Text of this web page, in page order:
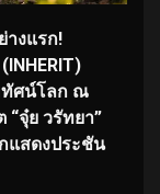
างแรก!
ทัศน์โลก ณ
จุ๋ย วรัทยา”
แสดงประชัน